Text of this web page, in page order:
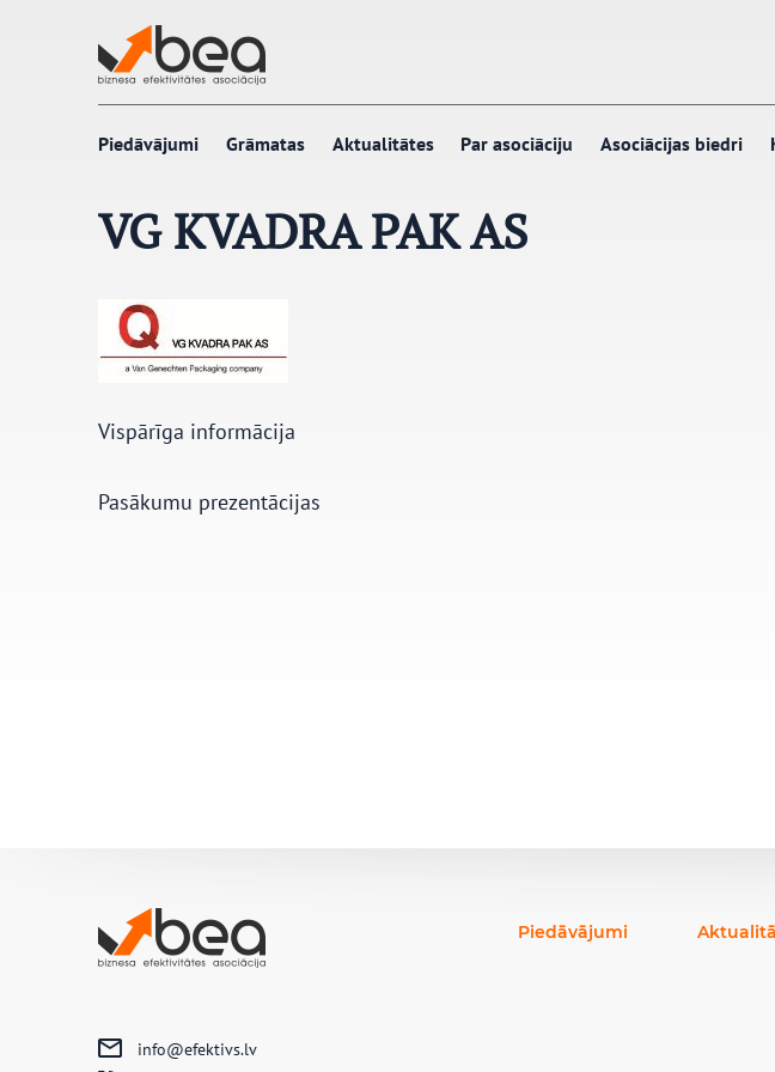
Piedāvājumi Grāmatas Aktualitātes Par asociāciju Asociācijas biedri
VG KVADRA PAK AS
Vispārīga informācija
Pasākumu prezentācijas
info@efektivs.lv
Piedāvājumi